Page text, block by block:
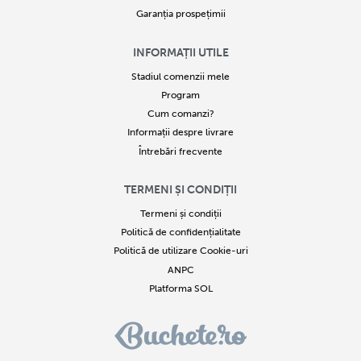
Garanția prospețimii
INFORMAȚII UTILE
Stadiul comenzii mele
Program
Cum comanzi?
Informații despre livrare
Întrebări frecvente
TERMENI ȘI CONDIȚII
Termeni și condiții
Politică de confidențialitate
Politică de utilizare Cookie-uri
ANPC
Platforma SOL